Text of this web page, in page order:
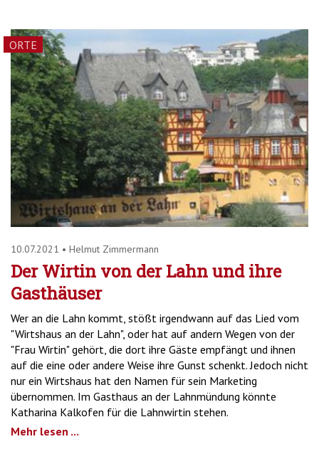
ORTE
10.07.2021 • Helmut Zimmermann
Der Wirtin von der Lahn und ihre
Gasthäuser
Wer an die Lahn kommt, stößt irgendwann auf das Lied vom
"Wirtshaus an der Lahn", oder hat auf andern Wegen von der
"Frau Wirtin" gehört, die dort ihre Gäste empfängt und ihnen
auf die eine oder andere Weise ihre Gunst schenkt. Jedoch nicht
nur ein Wirtshaus hat den Namen für sein Marketing
übernommen. Im Gasthaus an der Lahnmündung könnte
Katharina Kalkofen für die Lahnwirtin stehen.
Mehr lesen ...